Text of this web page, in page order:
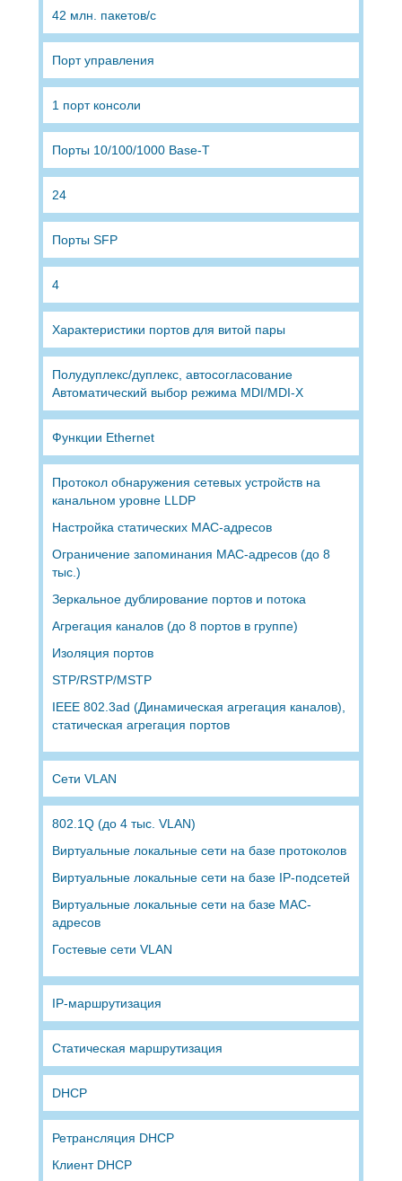
42 млн. пакетов/с
Порт управления
1 порт консоли
Порты 10/100/1000 Base-T
24
Порты SFP
4
Характеристики портов для витой пары
Полудуплекс/дуплекс, автосогласование
Автоматический выбор режима MDI/MDI-X
Функции Ethernet
Протокол обнаружения сетевых устройств на
канальном уровне LLDP
Настройка статических MAC-адресов
Ограничение запоминания MAC-адресов (до 8
тыс.)
Зеркальное дублирование портов и потока
Агрегация каналов (до 8 портов в группе)
Изоляция портов
STP/RSTP/MSTP
IEEE 802.3ad (Динамическая агрегация каналов),
статическая агрегация портов
Сети VLAN
802.1Q (до 4 тыс. VLAN)
Виртуальные локальные сети на базе протоколов
Виртуальные локальные сети на базе IP-подсетей
Виртуальные локальные сети на базе MAC-
адресов
Гостевые сети VLAN
IP-маршрутизация
Статическая маршрутизация
DHCP
Ретрансляция DHCP
Клиент DHCP